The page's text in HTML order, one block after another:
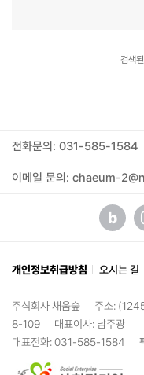
검색
전화문의: 031-585-1584
이메일 문의: chaeum-
b
개인정보취급방침 오시는 길
주식회사 채움숲
주소:
8-109
대표이사: 남주광
대표전화: 031-585-1584